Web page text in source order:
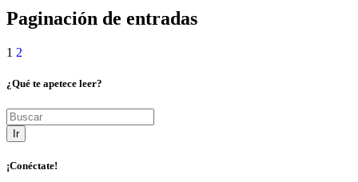
Paginación de entradas
1 2
¿Qué te apetece leer?
Ir
¡Conéctate!